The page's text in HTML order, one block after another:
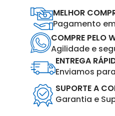
MELHOR
Pagamento
COMPRE PELO
Agilidade e
ENTREGA
Enviamos
SUPORTE A
Garantia e